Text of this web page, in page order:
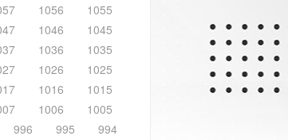
1056
1055
1046
1045
1036
1035
1026
1025
1016
1015
1006
1005
996 995
994